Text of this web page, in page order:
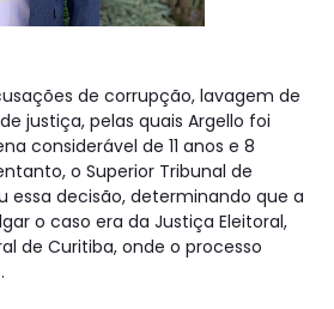
de corrupção, lavagem de
justiça, pelas quais Argello foi
considerável de 11 anos e 8
o Superior Tribunal de
essa decisão, determinando que a
o caso era da Justiça Eleitoral,
de Curitiba, onde o processo